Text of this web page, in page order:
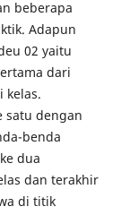
beberapa
Adapun
02 yaitu
dari
kelas.
satu dengan
benda
dua
dan terakhir
di titik